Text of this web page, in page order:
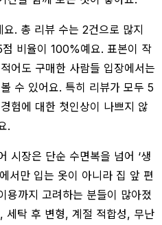
. 총 리뷰 수는 2건으로 많지
비율이 100%예요. 표본이 작
어도 구매한 사람들 입장에서는
수 있어요. 특히 리뷰가 모두 5
험에 대한 첫인상이 나쁘지 않
.
시장은 단순 수면복을 넘어 ‘생
서만 입는 옷이 아니라 집 앞 편
용까지 고려하는 분들이 많아졌
세탁 후 변형, 계절 적합성, 무난